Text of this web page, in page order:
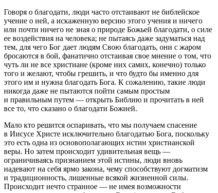
Говоря о благодати, люди часто отстаивают не библейское
учение о ней, а искаженную версию этого учения и ничего
или почти ничего не зная о природе Божьей благодати, о силе
ее воздействия на человека; не пытаясь даже задуматься над
тем, для чего Бог дает людям Свою благодать, они с жаром
бросаются в бой, фанатично отстаивая свое мнение о том, что
чуть ли не все христиане (кроме них самих, конечно) только
того и желают, чтобы грешить, и что будто бы именно для
этого им и нужна благодать Бога. К сожалению, такие люди
никогда даже не пытаются пойти самым простым
и правильным путем — открыть Библию и прочитать в ней
все то, что сказано о благодати Божией.
Мало кто решится оспаривать, что мы получаем спасение
в Иисусе Христе исключительно благодатью Бога, поскольку
это есть одна из основополагающих истин христианской
веры. Но затем происходит удивительная вещь —
ограничиваясь признанием этой истины, люди вновь
надевают на себя ярмо закона, чему способствуют догматизм
и традиционность, лишенные всякой жизненной силы.
Происходит нечто странное — не имея возможности